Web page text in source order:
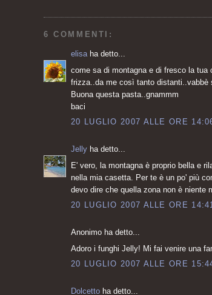
6 COMMENTI:
elisaha detto...
come sa di montagna e di fresco la tua
frizza..da me così tanto distanti..vabbè
Buona questa pasta..gnammm
baci
20 LUGLIO 2007 ALLE ORE
Jelly ha detto...
E' vero, la montagna è proprio bella e
nella mia casetta. Per te è un po' più
devo dire che quella zona non è niente
20 LUGLIO 2007 ALLE ORE
Anonimo ha detto...
Adoro i funghi Jelly! Mi fai venire una
20 LUGLIO 2007 ALLE ORE
Dolcetto ha detto...